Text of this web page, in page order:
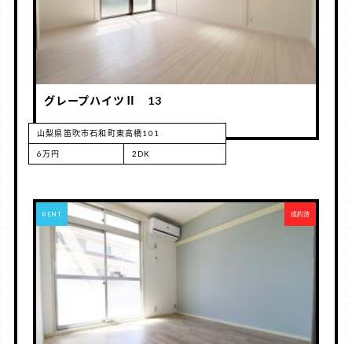
グレープハイツⅡ 13
山梨県笛吹市石和町東高橋101
6万円 2DK
RENT 成約済